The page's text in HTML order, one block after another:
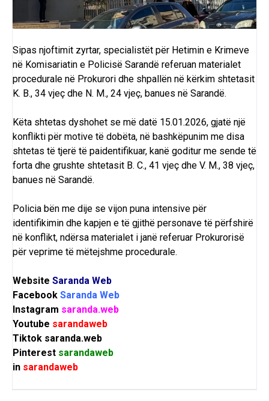
Sipas njoftimit zyrtar, specialistët për Hetimin e Krimeve
në Komisariatin e Policisë Sarandë referuan materialet
procedurale në Prokurori dhe shpallën në kërkim shtetasit
K. B., 34 vjeç dhe N. M., 24 vjeç, banues në Sarandë.
Këta shtetas dyshohet se më datë 15.01.2026, gjatë një
konflikti për motive të dobëta, në bashkëpunim me disa
shtetas të tjerë të paidentifikuar, kanë goditur me sende të
forta dhe grushte shtetasit B. C., 41 vjeç dhe V. M., 38 vjeç,
banues në Sarandë.
Policia bën me dije se vijon puna intensive për
identifikimin dhe kapjen e të gjithë personave të përfshirë
në konflikt, ndërsa materialet i janë referuar Prokurorisë
për veprime të mëtejshme procedurale.
Website Saranda Web
Facebook Saranda Web
Instagram saranda.web
Youtube sarandaweb
Tiktok saranda.web
Pinterest sarandaweb
in sarandaweb